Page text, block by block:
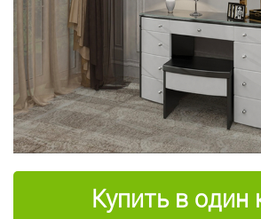
Купить в один